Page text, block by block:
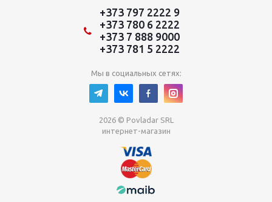
+373 797 2222 9
+373 780 6 2222
+373 7 888 9000
+373 781 5 2222
Мы в социальных сетях:
2026 © Povladar SRL
интернет-магазин